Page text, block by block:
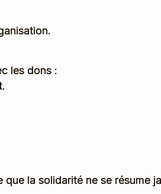
les dons :
la solidarité ne se résume